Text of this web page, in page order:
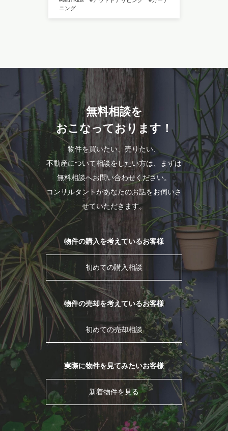
ニング
無料相談を
おこなっております！
物件を買いたい、売りたい、
不動産について相談をしたい方は、まずは
無料相談へお問い合わせください。
コンサルタントがあなたのお話をお伺いさ
せていただきます。
物件の購入を考えているお客様
初めての購入相談
物件の売却を考えているお客様
初めての売却相談
実際に物件を見てみたいお客様
新着物件を見る